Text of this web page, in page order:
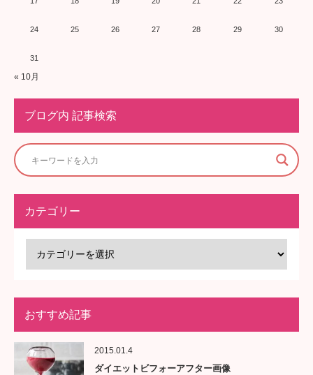
24 25 26 27 28 29 30
31
« 10月
ブログ内 記事検索
カテゴリー
おすすめ記事
2015.01.4
ダイエットビフォーアフター画像